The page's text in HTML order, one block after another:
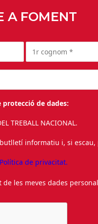
A FOMENT
de dades:
TREBALL NACIONAL.
informatiu i, si escau,
Política de privacitat.
de les meves dades